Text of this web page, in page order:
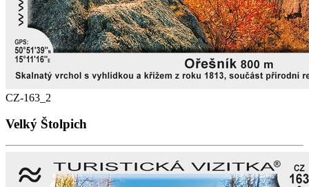
CZ-163_2
Velký Štolpich